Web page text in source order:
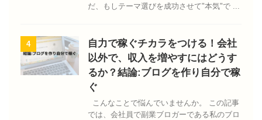
だ、もしテーマ選びを成功させて"本気"で ...
4
自力で稼ぐチカラをつける！会社
以外で、収入を増やすにはどうす
るか？結論:ブログを作り自分で稼
ぐ
こんなことで悩んでいませんか。 この記事
では、会社員で副業ブロガーである私のブロ